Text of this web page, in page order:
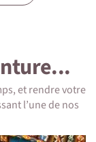
et rendre votre
l’une de nos